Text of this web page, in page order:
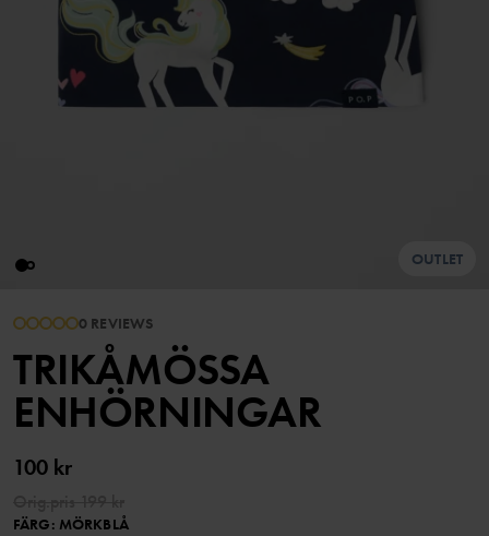
OUTLET
0 REVIEWS
TRIKÅMÖSSA
ENHÖRNINGAR
100 kr
FÄRG: MÖRKBLÅ